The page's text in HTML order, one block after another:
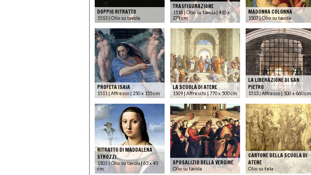
DOPPIO RITRATTO
1513 | Olio su tavola
TRASFIGURAZIONE
1518 | Olio su tavola | 410 x
279 cm.
MADONNA COLONNA
1507 | Olio su tavola
PROFETA ISAIA
1511 | Affresco | 250 x 155 cm.
LA SCUOLA DI ATENE
1509 | Affreschi | 770 x 500 cm.
LA LIBERAZIONE DI SAN
PIETRO
1513 | Affresco | 500 x 660 cm.
RITRATTO DI MADDALENA
STROZZI
1503 | Olio su tavola | 63 x 45
cm.
SPOSALIZIO DELLA VERGINE
Olio su tavola
CARTONE DELLA SCUOLA DI
ATENE
Olio su tela